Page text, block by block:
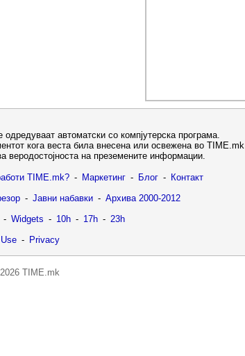
автоматски со компјутерска програма.
кога веста била внесена или освежена во TIME.mk
веродостојноста на преземените информации.
TIME.mk? - Маркетинг - Блог - Контакт
- Јавни набавки - Архива 2000-2012
- Widgets - 10h - 17h - 23h
- Privacy
TIME.mk